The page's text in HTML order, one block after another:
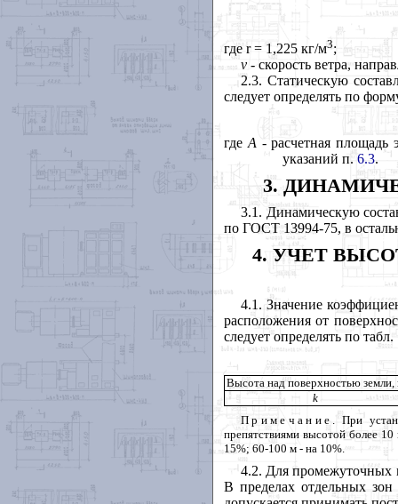
где r= 1,225 кг/м3;
v- скорость ветра,
2.3. Статическую
следует определять по
гдеА- расчетная площадь
указаний п. 6.3.
3.
3.1. Динамическую
по ГОСТ 13994-75, в
4. УЧЕТ
4.1. Значение
расположения от
следует определять по табл.
Высота над поверхностью земли,
k
Примечание . При
препятствиями высотой более
15%; 60-100 м - на 10%.
4.2. Для промежуточных
В пределах отдельных